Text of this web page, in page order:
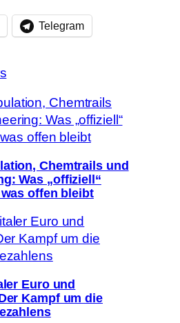
Telegram
Chemtrails und
Was „offiziell“
offen bleibt
Euro und
Kampf um die